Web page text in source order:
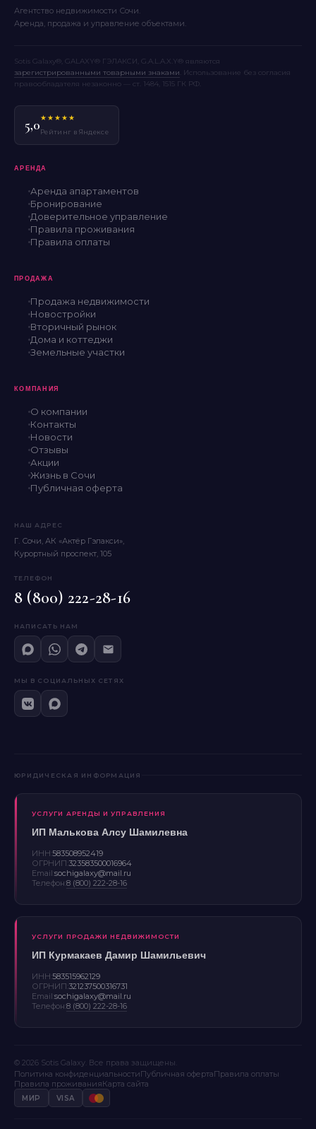
Агентство недвижимости Сочи.
Аренда, продажа и управление объектами.
Sotis Galaxy®, GALAXY® ГЭЛАКСИ, G.A.L.A.X.Y® являются
зарегистрированными товарными знаками . Использование без согласия
правообладателя незаконно — ст. 1484, 1515 ГК РФ.
5,0★★★★★
Рейтинг в Яндексе
АРЕНДА
Аренда апартаментов
Бронирование
Доверительное управление
Правила проживания
Правила оплаты
ПРОДАЖА
Продажа недвижимости
Новостройки
Вторичный рынок
Дома и коттеджи
Земельные участки
КОМПАНИЯ
О компании
Контакты
Новости
Отзывы
Акции
Жизнь в Сочи
Публичная оферта
НАШ АДРЕС
Г. Сочи, АК «Актёр Гэлакси»,
Курортный проспект, 105
ТЕЛЕФОН
8 (800) 222-28-16
НАПИСАТЬ НАМ
МЫ В СОЦИАЛЬНЫХ СЕТЯХ
ЮРИДИЧЕСКАЯ ИНФОРМАЦИЯ
УСЛУГИ АРЕНДЫ И УПРАВЛЕНИЯ
ИП Малькова Алсу Шамилевна
ИНН:583508952419
ОГРНИП:323583500016964
Email:sochigalaxy@mail.ru
Телефон:8 (800) 222-28-16
УСЛУГИ ПРОДАЖИ НЕДВИЖИМОСТИ
ИП Курмакаев Дамир Шамильевич
ИНН:583515962129
ОГРНИП:321237500316731
Email:sochigalaxy@mail.ru
Телефон:8 (800) 222-28-16
© 2026 Sotis Galaxy. Все права защищены.
Политика конфиденциальностиПубличная офертаПравила оплаты
Правила проживанияКарта сайта
МИР VISA